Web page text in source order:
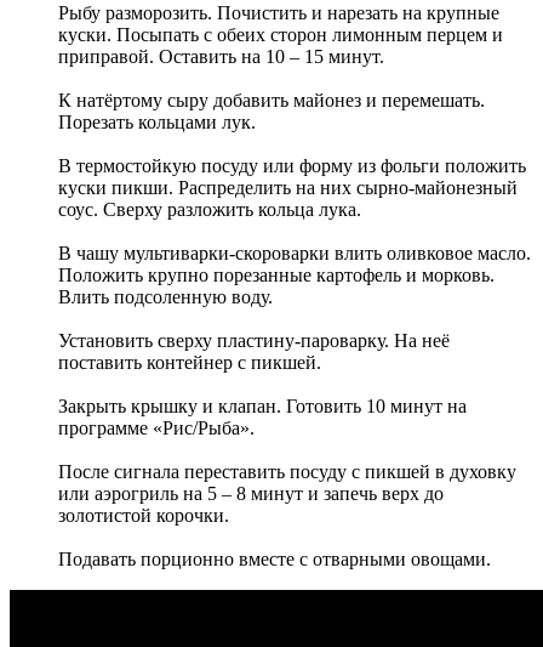
Рыбу разморозить. Почистить и нарезать на крупные
куски. Посыпать с обеих сторон лимонным перцем и
приправой. Оставить на 10 – 15 минут.
К натёртому сыру добавить майонез и перемешать.
Порезать кольцами лук.
В термостойкую посуду или форму из фольги положить
куски пикши. Распределить на них сырно-майонезный
соус. Сверху разложить кольца лука.
В чашу мультиварки-скороварки влить оливковое масло.
Положить крупно порезанные картофель и морковь.
Влить подсоленную воду.
Установить сверху пластину-пароварку. На неё
поставить контейнер с пикшей.
Закрыть крышку и клапан. Готовить 10 минут на
программе «Рис/Рыба».
После сигнала переставить посуду с пикшей в духовку
или аэрогриль на 5 – 8 минут и запечь верх до
золотистой корочки.
Подавать порционно вместе с отварными овощами.